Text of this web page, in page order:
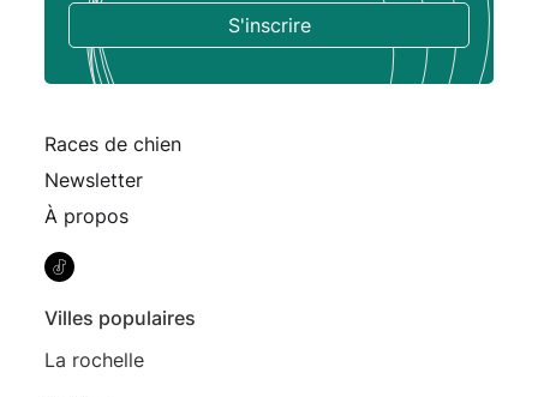
Races de chien
Newsletter
À propos
Villes populaires
La rochelle